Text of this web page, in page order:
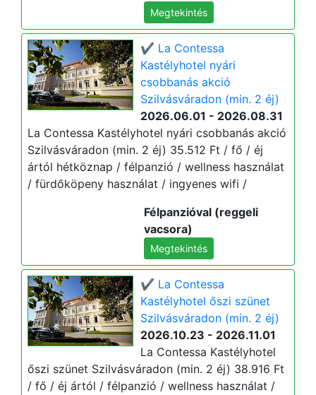
Megtekintés
✔️ La Contessa
Kastélyhotel nyári
csobbanás akció
Szilvásváradon (min. 2 éj)
2026.06.01 - 2026.08.31
La Contessa Kastélyhotel nyári csobbanás akció
Szilvásváradon (min. 2 éj) 35.512 Ft / fő / éj
ártól hétköznap / félpanzió / wellness használat
/ fürdőköpeny használat / ingyenes wifi /
Félpanzióval (reggeli
vacsora)
Megtekintés
✔️ La Contessa
Kastélyhotel őszi szünet
Szilvásváradon (min. 2 éj)
2026.10.23 - 2026.11.01
La Contessa Kastélyhotel
őszi szünet Szilvásváradon (min. 2 éj) 38.916 Ft
/ fő / éj ártól / félpanzió / wellness használat /